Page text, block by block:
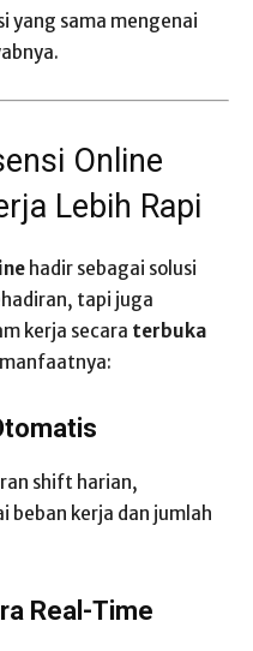
yang sama mengenai
Online
Lebih Rapi
hadir sebagai solusi
tapi juga
kerja secara terbuka
shift harian,
beban kerja dan jumlah
Real-Time